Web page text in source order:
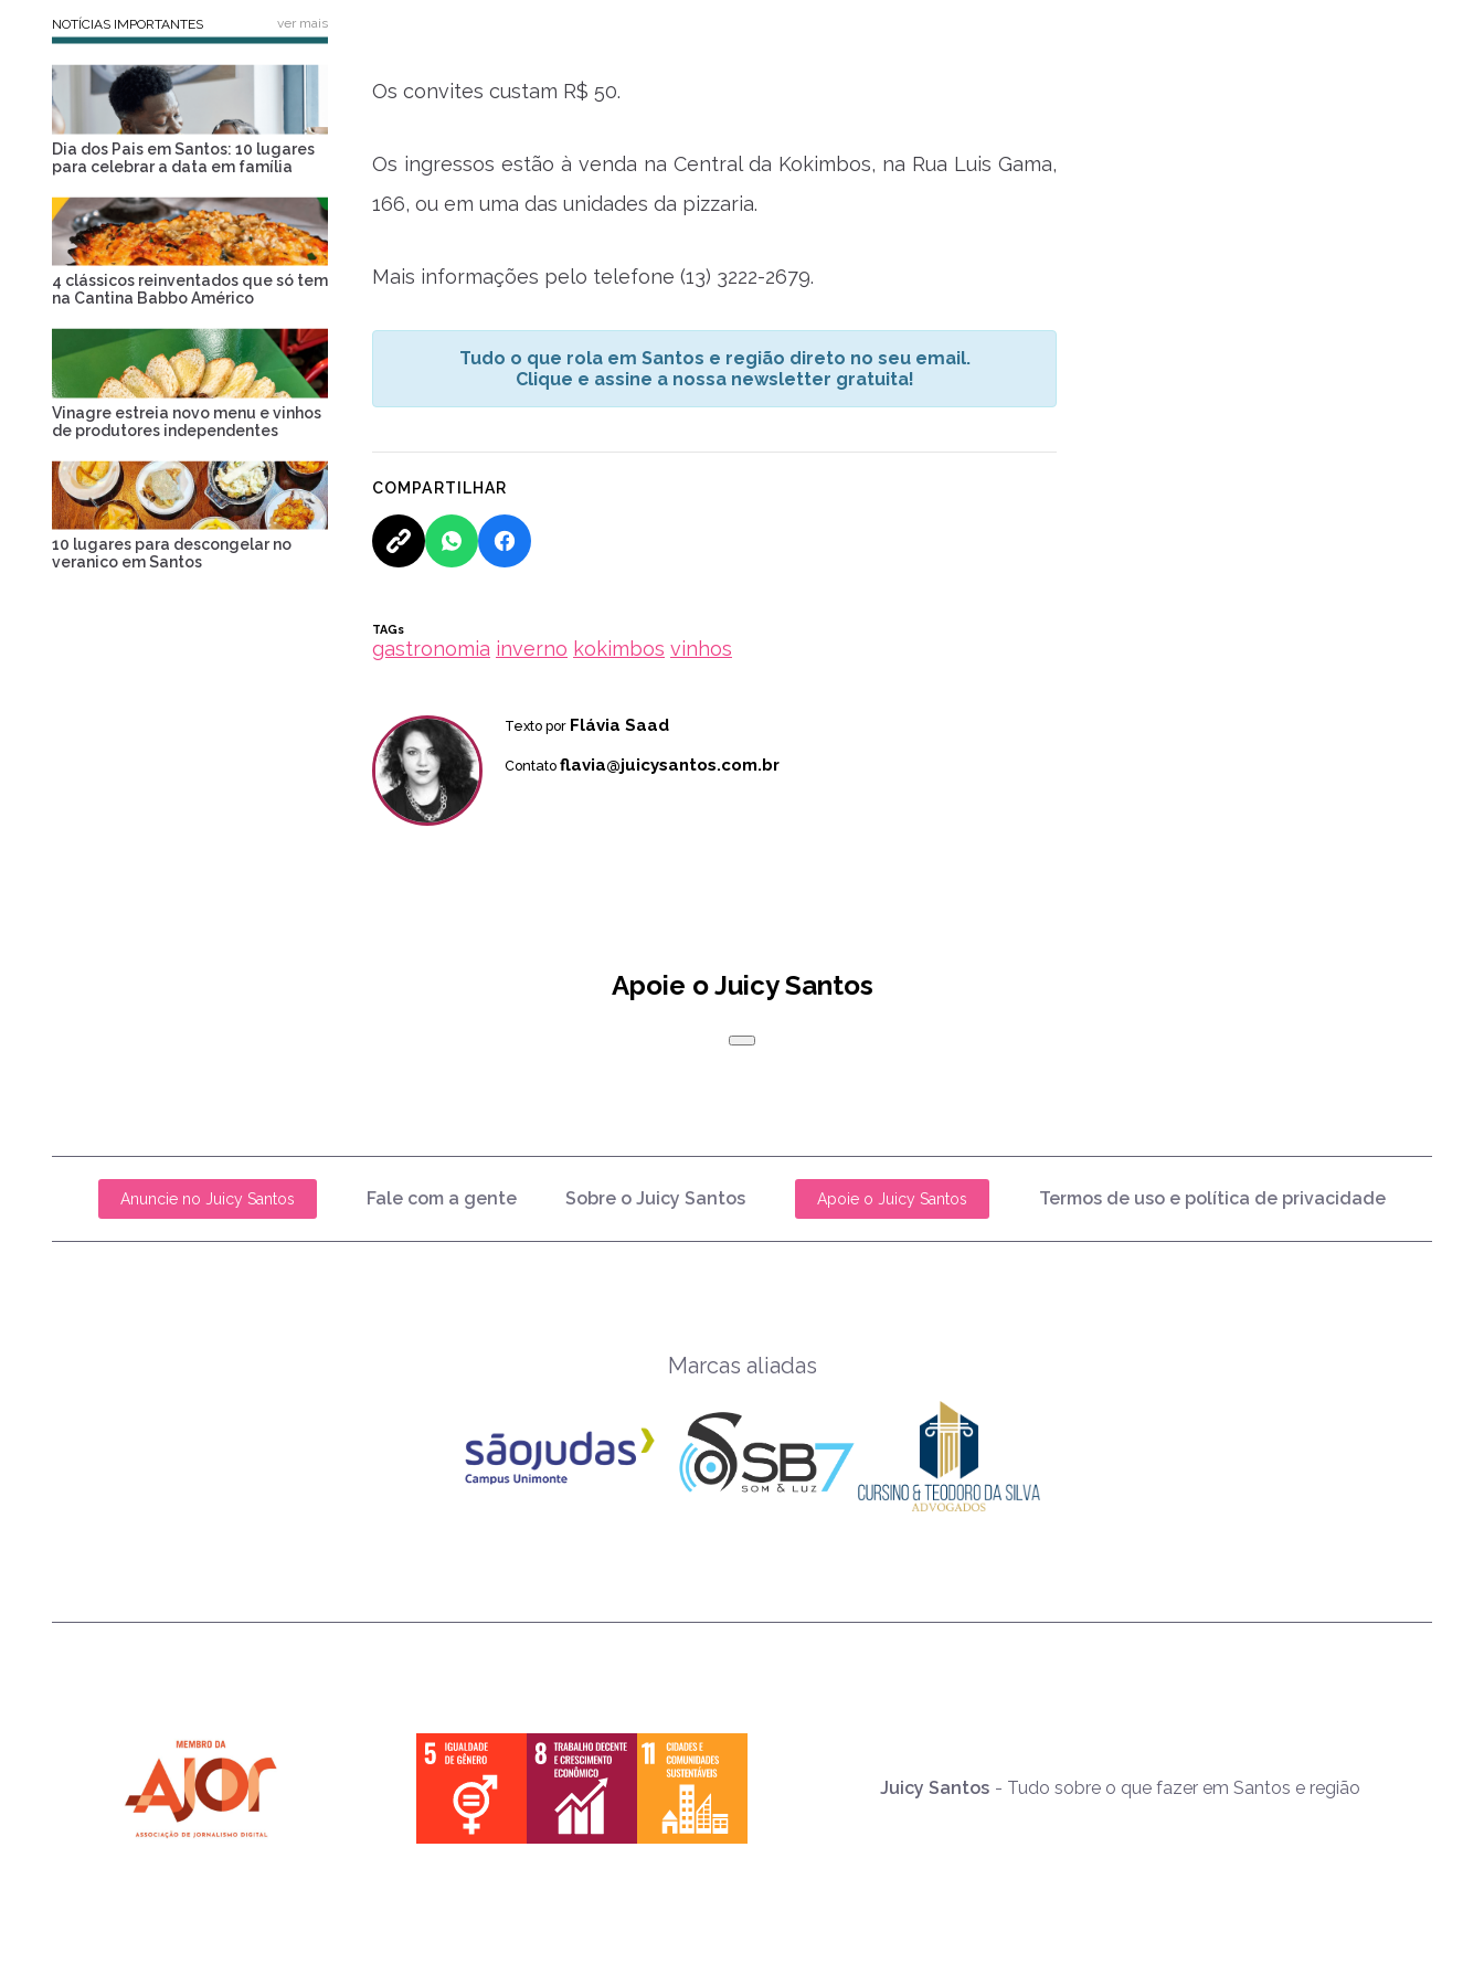
Os convites custam R$ 50.
Os ingressos estão à venda na Central da Kokimbos, na Rua Luis Gama,
166, ou em uma das unidades da pizzaria.
Mais informações pelo telefone (13) 3222-2679.
Tudo o que rola em Santos e região direto no seu email.
Clique e assine a nossa newsletter gratuita!
COMPARTILHAR
TAGs
gastronomia inverno kokimbos vinhos
Texto por Flávia Saad
Contato flavia@juicysantos.com.br
NOTÍCIAS IMPORTANTES ver mais
Dia dos Pais em Santos: 10 lugares
para celebrar a data em família
4 clássicos reinventados que só tem
na Cantina Babbo Américo
Vinagre estreia novo menu e vinhos
de produtores independentes
10 lugares para descongelar no
veranico em Santos
Apoie o Juicy Santos
Anuncie no Juicy Santos Fale com a gente Sobre o Juicy Santos Apoie o Juicy Santos Termos de uso e política de privacidade
Marcas aliadas
Juicy Santos - Tudo sobre o que fazer em Santos e região